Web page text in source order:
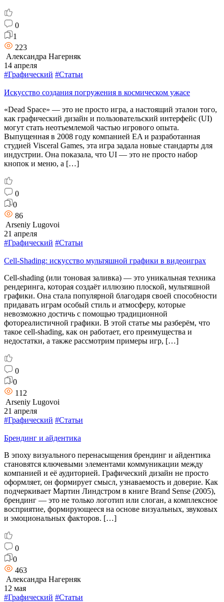
0
1
223
Александра Нагерняк
14 апреля
#Графический #Статьи
Искусство создания погружения в космическом ужасе
«Dead Space» — это не просто игра, а настоящий эталон того,
как графический дизайн и пользовательский интерфейс (UI)
могут стать неотъемлемой частью игрового опыта.
Выпущенная в 2008 году компанией EA и разработанная
студией Visceral Games, эта игра задала новые стандарты для
индустрии. Она показала, что UI — это не просто набор
кнопок и меню, а […]
0
0
86
Arseniy Lugovoi
21 апреля
#Графический #Статьи
Cell-Shading: искусство мультяшной графики в видеоиграх
Cell-shading (или тоновая заливка) — это уникальная техника
рендеринга, которая создаёт иллюзию плоской, мультяшной
графики. Она стала популярной благодаря своей способности
придавать играм особый стиль и атмосферу, которые
невозможно достичь с помощью традиционной
фотореалистичной графики. В этой статье мы разберём, что
такое cell-shading, как он работает, его преимущества и
недостатки, а также рассмотрим примеры игр, […]
0
0
112
Arseniy Lugovoi
21 апреля
#Графический #Статьи
Брендинг и айдентика
В эпоху визуального перенасыщения брендинг и айдентика
становятся ключевыми элементами коммуникации между
компанией и её аудиторией. Графический дизайн не просто
оформляет, он формирует смысл, узнаваемость и доверие. Как
подчеркивает Мартин Линдстром в книге Brand Sense (2005),
брендинг — это не только логотип или слоган, а комплексное
восприятие, формирующееся на основе визуальных, звуковых
и эмоциональных факторов. […]
0
0
463
Александра Нагерняк
12 мая
#Графический #Статьи